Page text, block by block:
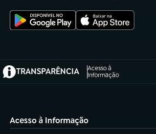
TRANSPARÊNCIA
Acesso à
Informação
(abre em nova aba)
Acesso à Informação